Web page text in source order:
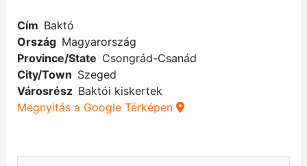
Cím Baktó
Ország Magyarország
Province/State Csongrád-Csanád
City/Town Szeged
Városrész Baktói kiskertek
Megnyitás a Google Térképen